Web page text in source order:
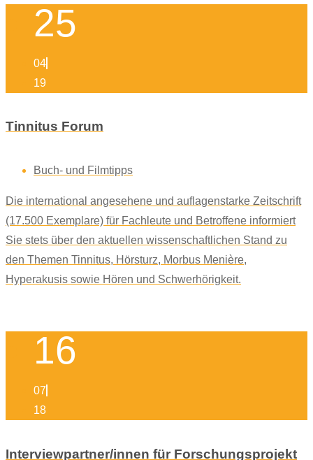
25
04
19
Tinnitus Forum
Buch- und Filmtipps
Die international angesehene und auflagenstarke Zeitschrift
(17.500 Exemplare) für Fachleute und Betroffene informiert
Sie stets über den aktuellen wissenschaftlichen Stand zu
den Themen Tinnitus, Hörsturz, Morbus Menière,
Hyperakusis sowie Hören und Schwerhörigkeit.
16
07
18
Interviewpartner/innen für Forschungsprojekt